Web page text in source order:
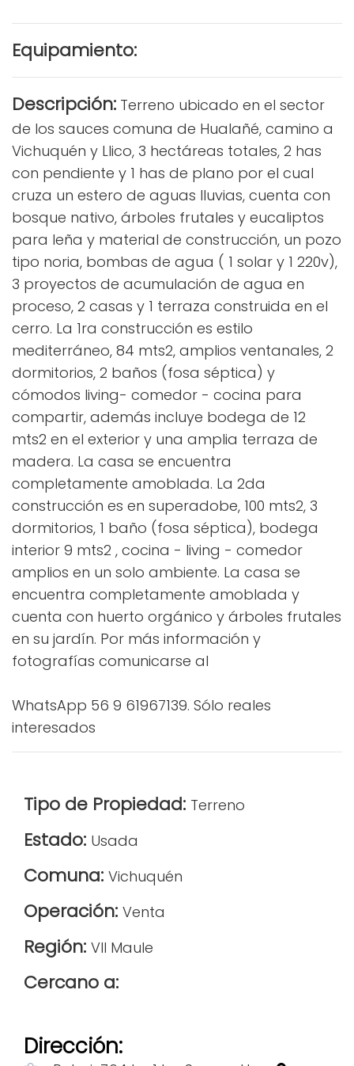
Equipamiento:
Descripción: Terreno ubicado en el sector
de los sauces comuna de Hualañé, camino a
Vichuquén y Llico, 3 hectáreas totales, 2 has
con pendiente y 1 has de plano por el cual
cruza un estero de aguas lluvias, cuenta con
bosque nativo, árboles frutales y eucaliptos
para leña y material de construcción, un pozo
tipo noria, bombas de agua ( 1 solar y 1 220v),
3 proyectos de acumulación de agua en
proceso, 2 casas y 1 terraza construida en el
cerro. La 1ra construcción es estilo
mediterráneo, 84 mts2, amplios ventanales, 2
dormitorios, 2 baños (fosa séptica) y
cómodos living- comedor - cocina para
compartir, además incluye bodega de 12
mts2 en el exterior y una amplia terraza de
madera. La casa se encuentra
completamente amoblada. La 2da
construcción es en superadobe, 100 mts2, 3
dormitorios, 1 baño (fosa séptica), bodega
interior 9 mts2 , cocina - living - comedor
amplios en un solo ambiente. La casa se
encuentra completamente amoblada y
cuenta con huerto orgánico y árboles frutales
en su jardín. Por más información y
fotografías comunicarse al
WhatsApp 56 9 61967139. Sólo reales
interesados
Tipo de Propiedad: Terreno
Estado: Usada
Comuna: Vichuquén
Operación: Venta
Región: VII Maule
Cercano a:
Dirección: